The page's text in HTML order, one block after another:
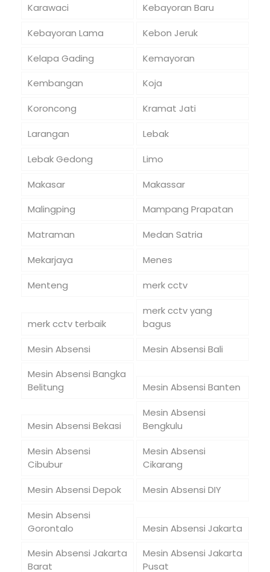
Karawaci
Kebayoran Baru
Kebayoran Lama
Kebon Jeruk
Kelapa Gading
Kemayoran
Kembangan
Koja
Koroncong
Kramat Jati
Larangan
Lebak
Lebak Gedong
Limo
Makasar
Makassar
Malingping
Mampang Prapatan
Matraman
Medan Satria
Mekarjaya
Menes
Menteng
merk cctv
merk cctv terbaik
merk cctv yang
bagus
Mesin Absensi
Mesin Absensi Bali
Mesin Absensi Bangka
Belitung
Mesin Absensi Banten
Mesin Absensi Bekasi
Mesin Absensi
Bengkulu
Mesin Absensi
Cibubur
Mesin Absensi
Cikarang
Mesin Absensi Depok
Mesin Absensi DIY
Mesin Absensi
Gorontalo
Mesin Absensi Jakarta
Mesin Absensi Jakarta
Barat
Mesin Absensi Jakarta
Pusat